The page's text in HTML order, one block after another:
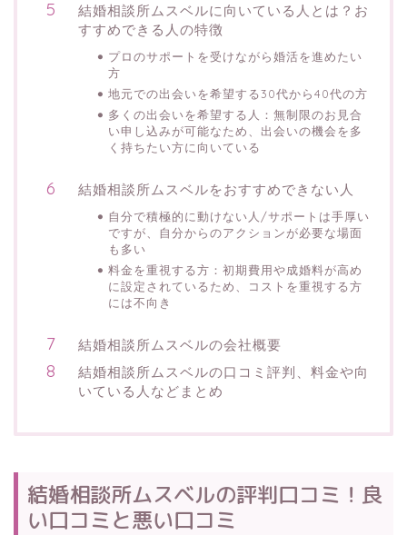
結婚相談所ムスベルに向いている人とは？お
すすめできる人の特徴
プロのサポートを受けながら婚活を進めたい
方
地元での出会いを希望する30代から40代の方
多くの出会いを希望する人：無制限のお見合
い申し込みが可能なため、出会いの機会を多
く持ちたい方に向いている
結婚相談所ムスベルをおすすめできない人
自分で積極的に動けない人/サポートは手厚い
ですが、自分からのアクションが必要な場面
も多い
料金を重視する方：初期費用や成婚料が高め
に設定されているため、コストを重視する方
には不向き
結婚相談所ムスベルの会社概要
結婚相談所ムスベルの口コミ評判、料金や向
いている人などまとめ
結婚相談所ムスベルの評判口コミ！良
い口コミと悪い口コミ